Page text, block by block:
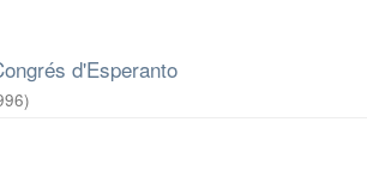
d'Esperanto
)